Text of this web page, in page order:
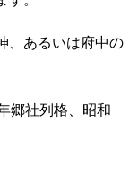
、あるいは府中の
郷社列格、昭和